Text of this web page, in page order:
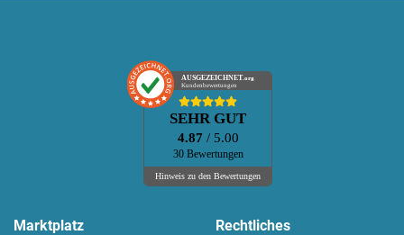
AUSGEZEICHNET .org
Kundenbewertungen
SEHR GUT
4.87 / 5.00
30 Bewertungen
Hinweis zu den Bewertungen
Marktplatz Rechtliches